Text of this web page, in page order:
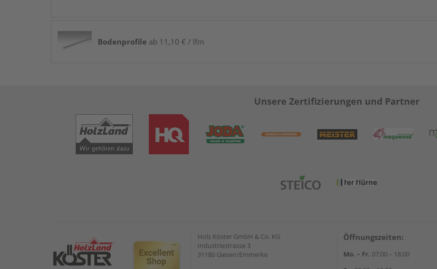
Bodenprofile ab 11,10 € / lfm
Unsere Zertifizierungen und Partner
Holz Köster GmbH & Co. KG
Industriestrasse 3
31180 Giesen/Emmerke
Öffnungszeiten:
Mo. – Fr. 07:00 – 18:00